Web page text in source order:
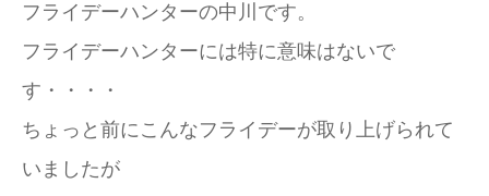
フライデーハンターの中川です。
フライデーハンターには特に意味はないで
す・・・・
ちょっと前にこんなフライデーが取り上げられて
いましたが